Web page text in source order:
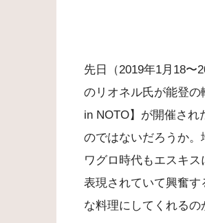
先日（2019年1月18〜
のリオネル氏が能登の
in NOTO】が開催さ
のではないだろうか
ワグロ時代もエスキ
表現されていて興奮
な料理にしてくれるの